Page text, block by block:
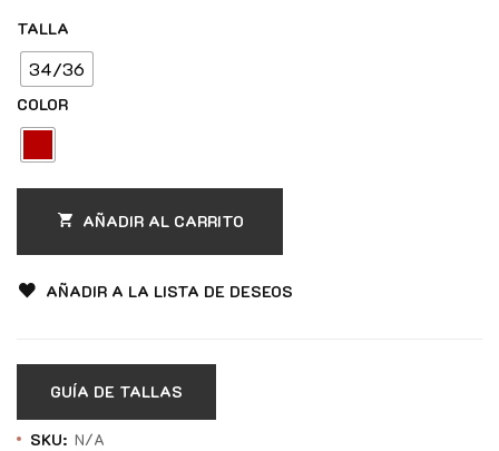
TALLA
34/36
COLOR
AÑADIR AL CARRITO
AÑADIR A LA LISTA DE DESEOS
GUÍA DE TALLAS
SKU: N/A